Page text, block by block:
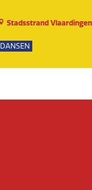
Stadsstrand Vlaardingen
DANSEN